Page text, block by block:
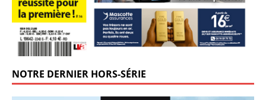
NOTRE DERNIER HORS-SÉRIE